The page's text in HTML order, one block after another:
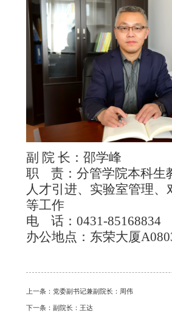
副 院 长：邵学峰
职 责：分管学院本科生
人才引进、实验室管理、
等工作
电 话： 0431-85168834
办公地点：东荣大厦
上一条： 党委副书记兼副院长：周伟
下一条： 副院长：王达